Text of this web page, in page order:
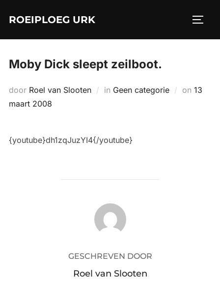
naarROEIPLOEG URK
Moby Dick sleept zeilboot.
door Roel van Slooten in Geen categorie on 13
maart 2008
{youtube}dh1zqJuzYI4{/youtube}
BERICHTAUTEUR
GESCHREVEN DOOR
Roel van Slooten